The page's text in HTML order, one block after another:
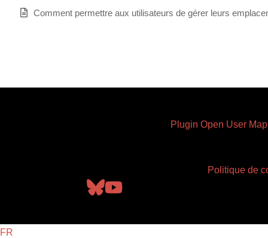
Comment permettre aux utilisateurs de gérer leurs
Plugin Open User Map
Politique de
FR